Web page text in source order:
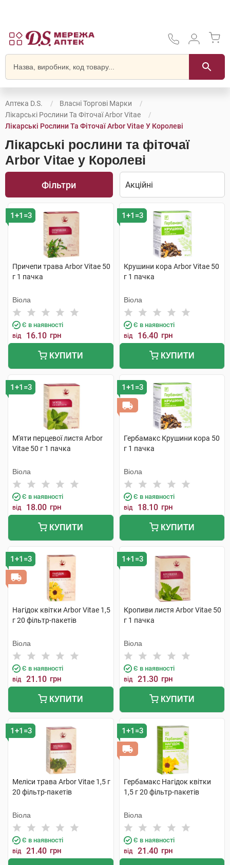
Аптека D.S.
Власні Торгові Марки
Лікарські Рослини Та Фіточаї Arbor Vitae
Лікарські Рослини Та Фіточаї Arbor Vitae У Королеві
Лікарські рослини та фіточаї
Arbor Vitae у Королеві
Фільтри
1+1=3
Причепи трава Arbor Vitae 50
г 1 пачка
Віола
Є в наявності
від 16.10 грн
КУПИТИ
1+1=3
Крушини кора Arbor Vitae 50
г 1 пачка
Віола
Є в наявності
від 16.40 грн
КУПИТИ
1+1=3
М'яти перцевої листя Arbor
Vitae 50 г 1 пачка
Віола
Є в наявності
від 18.00 грн
КУПИТИ
1+1=3
Гербамакс Крушини кора 50
г 1 пачка
Віола
Є в наявності
від 18.10 грн
КУПИТИ
1+1=3
Нагідок квітки Arbor Vitae 1,5
г 20 фільтр-пакетів
Віола
Є в наявності
від 21.10 грн
КУПИТИ
1+1=3
Кропиви листя Arbor Vitae 50
г 1 пачка
Віола
Є в наявності
від 21.30 грн
КУПИТИ
1+1=3
Меліси трава Arbor Vitae 1,5 г
20 фільтр-пакетів
Віола
Є в наявності
від 21.40 грн
1+1=3
Гербамакс Нагідок квітки
1,5 г 20 фільтр-пакетів
Віола
Є в наявності
від 21.40 грн